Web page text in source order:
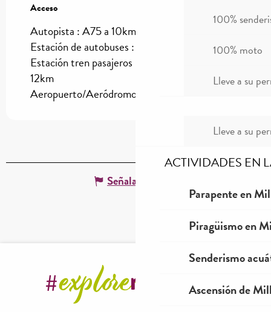
100%
100% moto
Lleve a su
Lleve a su
ACTIVIDADES EN
Parapente en
Piragüismo en
Senderismo
Ascensión de
Acceso
Acceso
Autopista : A75 a 10km
Estación de autobuses : Millau a 12km
Estación tren pasajeros (SNCF) : Millau a
12km
Aeropuerto/Aeródromo : Rodez a 80km
Señalar un error